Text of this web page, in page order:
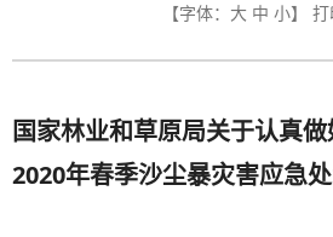
【字体： 大 中 小】 打
国家林业和草原局关于认真
2020年春季沙尘暴灾害应急